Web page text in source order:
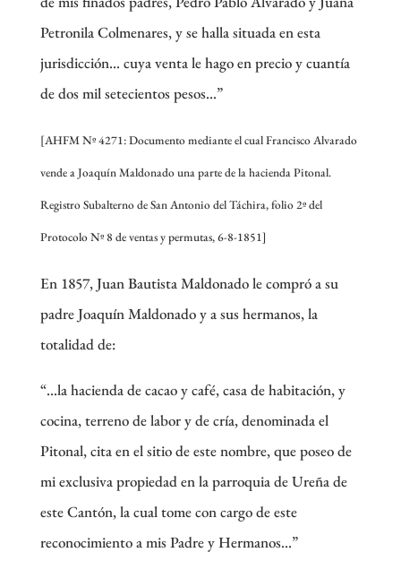
Petronila Colmenares, y se halla situada en esta
jurisdicción… cuya venta le hago en precio y cuantía
de dos mil setecientos pesos…”
[AHFM Nº 4271: Documento mediante el cual Francisco Alvarado
vende a Joaquín Maldonado una parte de la hacienda Pitonal.
Registro Subalterno de San Antonio del Táchira, folio 2º del
Protocolo Nº 8 de ventas y permutas, 6-8-1851]
En 1857, Juan Bautista Maldonado le compró a su
padre Joaquín Maldonado y a sus hermanos, la
totalidad de:
“…la hacienda de cacao y café, casa de habitación, y
cocina, terreno de labor y de cría, denominada el
Pitonal, cita en el sitio de este nombre, que poseo de
mi exclusiva propiedad en la parroquia de Ureña de
este Cantón, la cual tome con cargo de este
reconocimiento a mis Padre y Hermanos…”